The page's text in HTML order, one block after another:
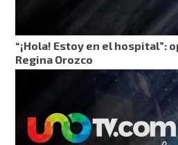
“¡Hola! Estoy en el hospital”:
Regina Orozco